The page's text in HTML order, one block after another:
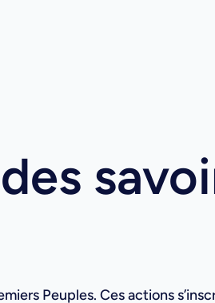
Peuples. Ces actions